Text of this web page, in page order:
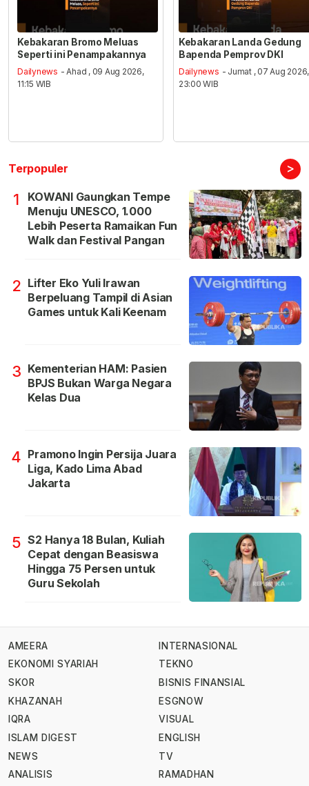
Kebakaran Bromo Meluas
Seperti ini Penampakannya
Dailynews - Ahad , 09 Aug 2026,
11:15 WIB
Kebakaran Landa Gedung
Bapenda Pemprov DKI
Dailynews - Jumat , 07 Aug 2026,
23:00 WIB
Terpopuler >
1
KOWANI Gaungkan Tempe
Menuju UNESCO, 1.000
Lebih Peserta Ramaikan Fun
Walk dan Festival Pangan
2 Lifter Eko Yuli Irawan
Berpeluang Tampil di Asian
Games untuk Kali Keenam
3 Kementerian HAM: Pasien
BPJS Bukan Warga Negara
Kelas Dua
4 Pramono Ingin Persija Juara
Liga, Kado Lima Abad
Jakarta
5 S2 Hanya 18 Bulan, Kuliah
Cepat dengan Beasiswa
Hingga 75 Persen untuk
Guru Sekolah
AMEERA
EKONOMI SYARIAH
SKOR
KHAZANAH
IQRA
ISLAM DIGEST
NEWS
ANALISIS
INTERNASIONAL
TEKNO
BISNIS FINANSIAL
ESGNOW
VISUAL
ENGLISH
TV
RAMADHAN